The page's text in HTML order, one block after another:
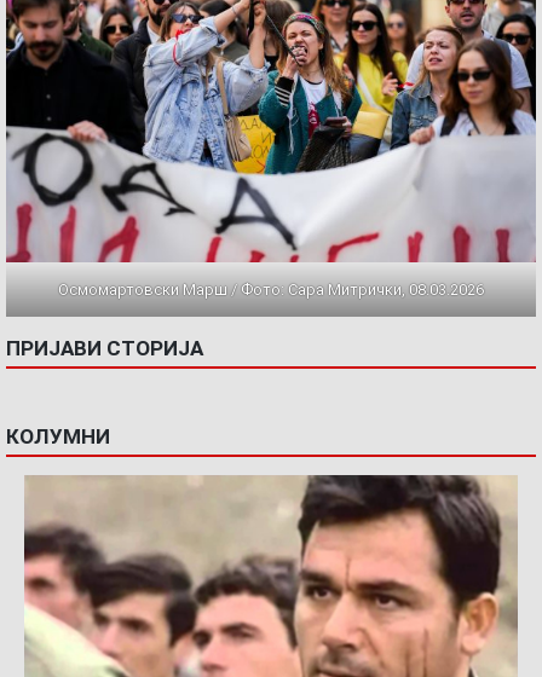
Осмомартовски Марш / Фото: Сара Митрички, 08.03.2026
ПРИЈАВИ СТОРИЈА
КОЛУМНИ